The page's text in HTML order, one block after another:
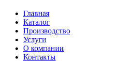
Главная
Каталог
Производство
Услуги
О компании
Контакты